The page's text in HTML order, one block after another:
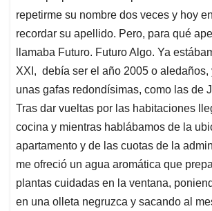
repetirme su nombre dos veces y hoy
recordar su apellido. Pero, para qué
llamaba Futuro. Futuro Algo. Ya
XXI, debía ser el año 2005 o aledaños,
unas gafas redondísimas, como las de
Tras dar vueltas por las habitaciones
cocina y mientras hablábamos de la
apartamento y de las cuotas de la
me ofreció un agua aromática que
plantas cuidadas en la ventana,
en una olleta negruzca y sacando al